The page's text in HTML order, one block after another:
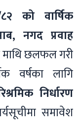
को वार्षिक
नगद प्रवाह
माथि छलफल गरी
वर्षका लागि
निर्धारण
समावेश